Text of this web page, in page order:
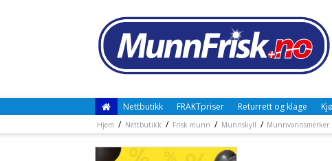
Nettbutikk FRAKTpriser Returrett og klage
Hjem / Nettbutikk / Frisk munn / Munnskyll / Munnvannsmerker